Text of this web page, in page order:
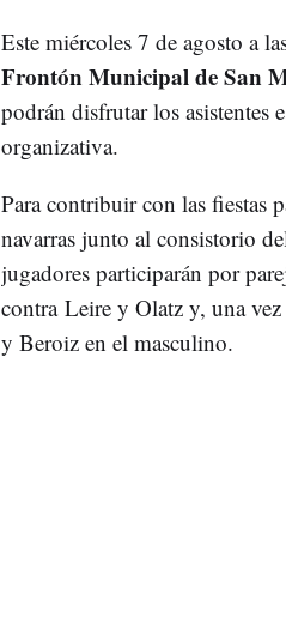
Este miércoles 7 de agosto a
Frontón Municipal de San
podrán disfrutar los asistentes
organizativa.
Para contribuir con las fiestas
navarras junto al consistorio
jugadores participarán por
contra Leire y Olatz y, una
y Beroiz en el masculino.